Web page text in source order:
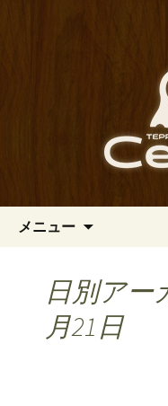
南船場・心
「Ceppo（
イタリアン「
さまざまなパ
ステーキのほ
にご用意。デ
様にもぴった
メニュー
日別アー
月21日